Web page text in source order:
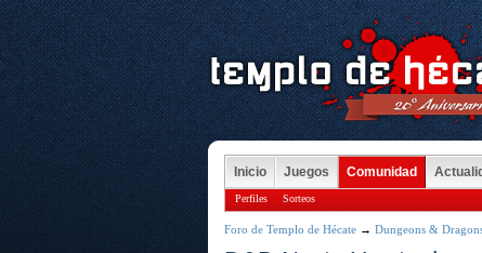
Inicio Juegos Comunidad
Perfiles Sorteos
Foro de Templo de Hécate → Dungeons &